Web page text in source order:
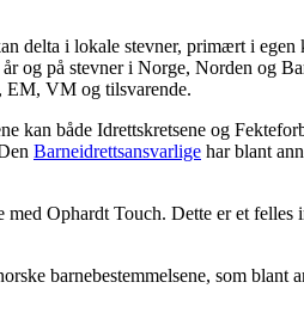
delta i lokale stevner, primært i
og på stevner i Norge, Norden og
EM, VM og tilsvarende.
kan både Idrettskretsene og
Barneidrettsansvarlige har blant
Ophardt Touch. Dette er et
barnebestemmelsene, som blant